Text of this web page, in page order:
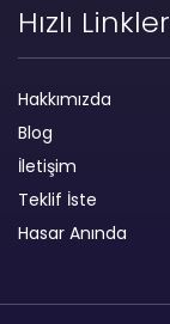
Hızlı Linkler
Hakkımızda
Blog
İletişim
Teklif İste
Hasar Anında